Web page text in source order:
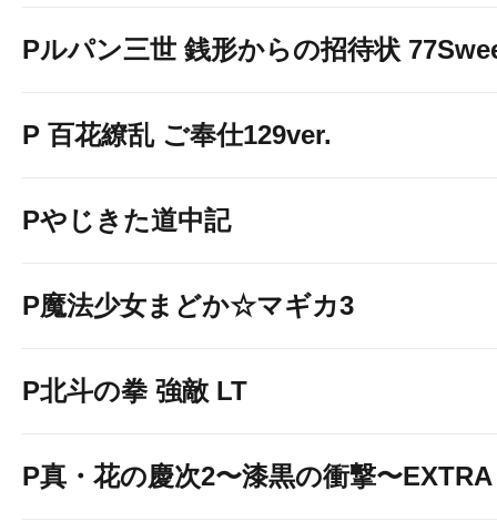
Pルパン三世 銭形からの招待状
P 百花繚乱 ご奉仕129ver.
Pやじきた道中記
P魔法少女まどか☆マギカ3
P北斗の拳 強敵 LT
P真・花の慶次2〜漆黒の衝撃〜